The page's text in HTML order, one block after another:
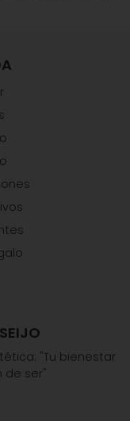
"Tu bienestar
de ser"